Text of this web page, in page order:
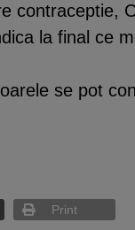
contraceptie,
la final ce
se pot
Print